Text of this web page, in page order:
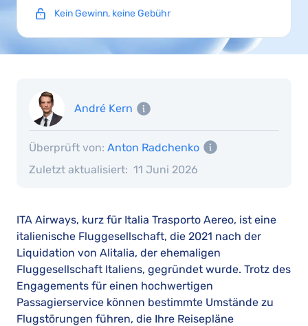
Kein Gewinn, keine Gebühr
André Kern
Zuletzt aktualisiert: 11 Juni 2026
Überprüft von: Anton Radchenko
ITA Airways, kurz für Italia Trasporto Aereo, ist eine
italienische Fluggesellschaft, die 2021 nach der
Liquidation von Alitalia, der ehemaligen
Fluggesellschaft Italiens, gegründet wurde. Trotz des
Engagements für einen hochwertigen
Passagierservice können bestimmte Umstände zu
Flugstörungen führen, die Ihre Reisepläne